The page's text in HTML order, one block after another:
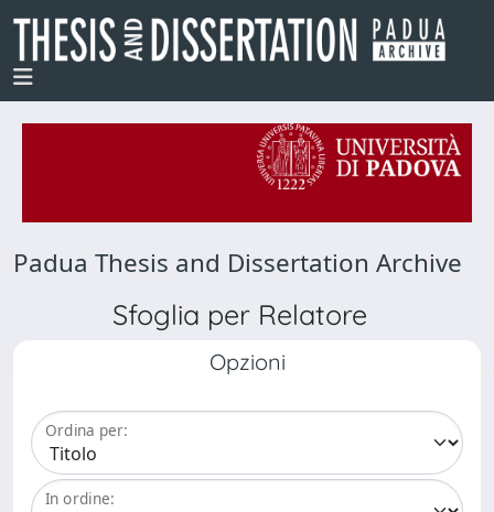
Padua Thesis and Dissertation Archive
Sfoglia per Relatore
Opzioni
Ordina per:
In ordine: